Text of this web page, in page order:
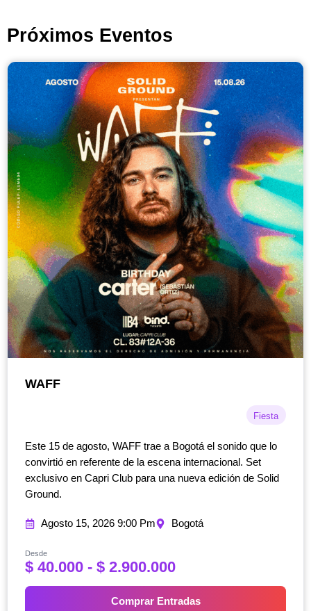
Próximos Eventos
WAFF
Fiesta
Este 15 de agosto, WAFF trae a Bogotá el sonido que lo
convirtió en referente de la escena internacional. Set
exclusivo en Capri Club para una nueva edición de Solid
Ground.
Agosto 15, 2026 9:00 Pm Bogotá
Desde
$40.000 - $2.900.000R
n
Comprar Entradas